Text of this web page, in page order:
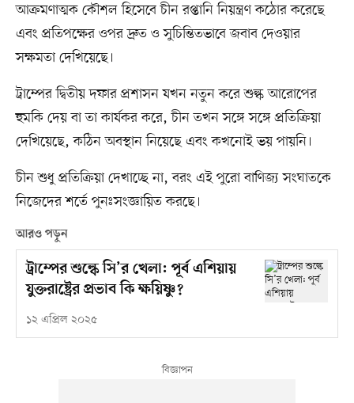
আক্রমণাত্মক কৌশল হিসেবে চীন রপ্তানি নিয়ন্ত্রণ কঠোর করেছে
এবং প্রতিপক্ষের ওপর দ্রুত ও সুচিন্তিতভাবে জবাব দেওয়ার
সক্ষমতা দেখিয়েছে।
ট্রাম্পের দ্বিতীয় দফার প্রশাসন যখন নতুন করে শুল্ক আরোপের
হুমকি দেয় বা তা কার্যকর করে, চীন তখন সঙ্গে সঙ্গে প্রতিক্রিয়া
দেখিয়েছে, কঠিন অবস্থান নিয়েছে এবং কখনোই ভয় পায়নি।
চীন শুধু প্রতিক্রিয়া দেখাচ্ছে না, বরং এই পুরো বাণিজ্য সংঘাতকে
নিজেদের শর্তে পুনঃসংজ্ঞায়িত করছে।
আরও পড়ুন
ট্রাম্পের শুল্কে সি’র খেলা: পূর্ব এশিয়ায়
যুক্তরাষ্ট্রের প্রভাব কি ক্ষয়িষ্ণু?
১২ এপ্রিল ২০২৫